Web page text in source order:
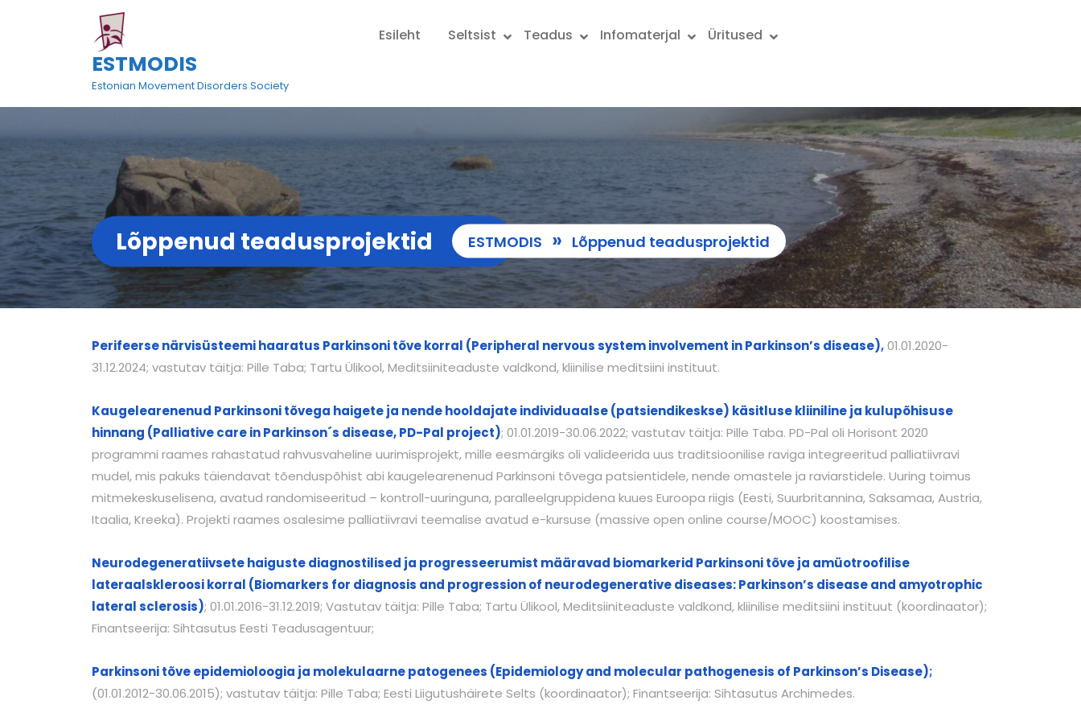
ESTMODIS
Estonian Movement Disorders Society
Esileht Seltsist Teadus Infomaterjal Üritused
Lõppenud teadusprojektid ESTMODIS » Lõppenud teadusprojektid
Perifeerse närvisüsteemi haaratus Parkinsoni tõve korral (Peripheral nervous system involvement in Parkinson’s disease),01.01.2020-
31.12.2024; vastutav täitja: Pille Taba; Tartu Ülikool, Meditsiiniteaduste valdkond, kliinilise meditsiini instituut.
Kaugelearenenud Parkinsoni tõvega haigete ja nende hooldajate individuaalse (patsiendikeskse) käsitluse kliiniline ja kulupõhisuse
hinnang (Palliative care in Parkinson´s disease, PD-Pal project); 01.01.2019-30.06.2022; vastutav täitja: Pille Taba. PD-Pal oli Horisont 2020
programmi raames rahastatud rahvusvaheline uurimisprojekt, mille eesmärgiks oli valideerida uus traditsioonilise raviga integreeritud palliatiivravi
mudel, mis pakuks täiendavat tõenduspõhist abi kaugelearenenud Parkinsoni tõvega patsientidele, nende omastele ja raviarstidele. Uuring toimus
mitmekeskuselisena, avatud randomiseeritud – kontroll-uuringuna, paralleelgruppidena kuues Euroopa riigis (Eesti, Suurbritannina, Saksamaa, Austria,
Itaalia, Kreeka). Projekti raames osalesime palliatiivravi teemalise avatud e-kursuse (massive open online course/MOOC) koostamises.
Neurodegeneratiivsete haiguste diagnostilised ja progresseerumist määravad biomarkerid Parkinsoni tõve ja amüotroofilise
lateraalskleroosi korral (Biomarkers for diagnosis and progression of neurodegenerative diseases: Parkinson’s disease and amyotrophic
lateral sclerosis); 01.01.2016−31.12.2019; Vastutav täitja: Pille Taba; Tartu Ülikool, Meditsiiniteaduste valdkond, kliinilise meditsiini instituut (koordinaator);
Finantseerija: Sihtasutus Eesti Teadusagentuur;
Parkinsoni tõve epidemioloogia ja molekulaarne patogenees (Epidemiology and molecular pathogenesis of Parkinson’s Disease);
(01.01.2012−30.06.2015); vastutav täitja: Pille Taba; Eesti Liigutushäirete Selts (koordinaator); Finantseerija: Sihtasutus Archimedes.